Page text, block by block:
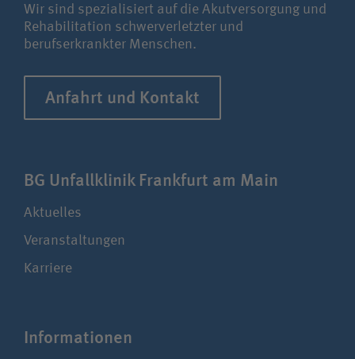
Wir sind spezialisiert auf die Akutversorgung und
Rehabilitation schwerverletzter und
berufserkrankter Menschen.
Anfahrt und Kontakt
BG Unfallklinik Frankfurt am Main
Aktuelles
Veranstaltungen
Karriere
Infor­ma­tionen